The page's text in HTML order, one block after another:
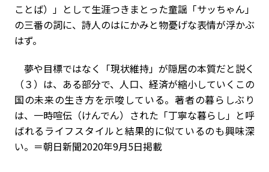
ことば）」として生涯つきまとった童謡「サッちゃん」
の三番の詞に、詩人のはにかみと物憂げな表情が浮かぶ
はず。
夢や目標ではなく「現状維持」が隠居の本質だと説く
（３）は、ある部分で、人口、経済が縮小していくこの
国の未来の生き方を示唆している。著者の暮らしぶり
は、一時喧伝（けんでん）された「丁寧な暮らし」と呼
ばれるライフスタイルと結果的に似ているのも興味深
い。＝朝日新聞2020年9月5日掲載